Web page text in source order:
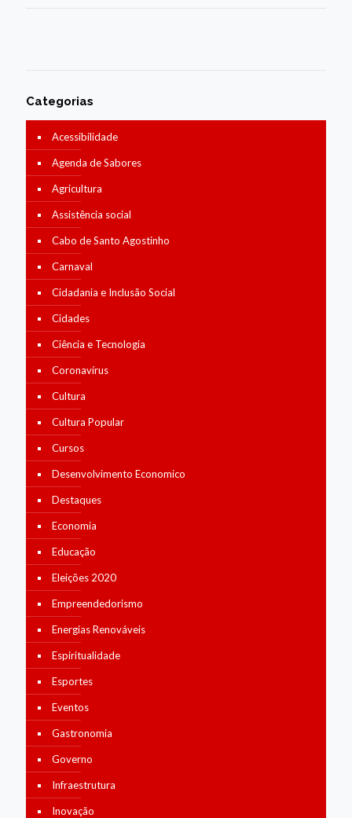
Categorias
Acessibilidade
Agenda de Sabores
Agricultura
Assistência social
Cabo de Santo Agostinho
Carnaval
Cidadania e Inclusão Social
Cidades
Ciência e Tecnologia
Coronavírus
Cultura
Cultura Popular
Cursos
Desenvolvimento Economico
Destaques
Economia
Educação
Eleições 2020
Empreendedorismo
Energias Renováveis
Espiritualidade
Esportes
Eventos
Gastronomia
Governo
Infraestrutura
Inovação